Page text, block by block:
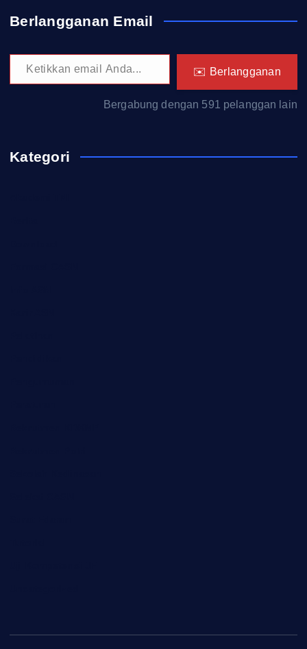
Berlangganan Email
Ketikkan email Anda...
✉️ Berlangganan
Bergabung dengan 591 pelanggan lain
Kategori